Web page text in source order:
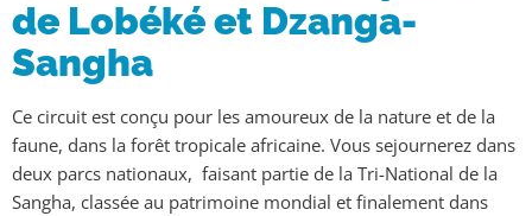
de Lobéké et Dzanga-
Sangha
Ce circuit est conçu pour les amoureux de la nature et de la
faune, dans la forêt tropicale africaine. Vous sejournerez dans
deux parcs nationaux, faisant partie de la Tri-National de la
Sangha, classée au patrimoine mondial et finalement dans